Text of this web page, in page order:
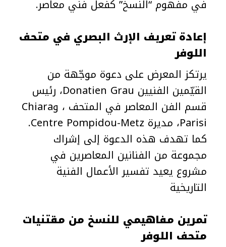
في مفهوم “النسخ” كفعل فني معاصر.
إعادة تعريف الإرث البصري في متحف
اللوفر
يرتكز المعرض على دعوة موجّهة من
القيّمين الفنيين Donatien Grau، رئيس
قسم الفن المعاصر في المتحف ، وChiara
Parisi، مديرة Centre Pompidou-Metz.
كما تهدف هذه الدعوة إلى إشراك
مجموعة من الفنانين المعاصرين في
مشروع يعيد تفسير الأعمال الفنية
التاريخية
تمرين مفاهيمي للنسخ من مقتنيات
متحف اللوفر